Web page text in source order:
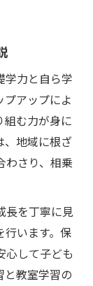
学力と自ら学
アップによ
組む力が身に
、地域に根ざ
わさり、相乗
長を丁寧に見
行います。保
心して子ども
と教室学習の